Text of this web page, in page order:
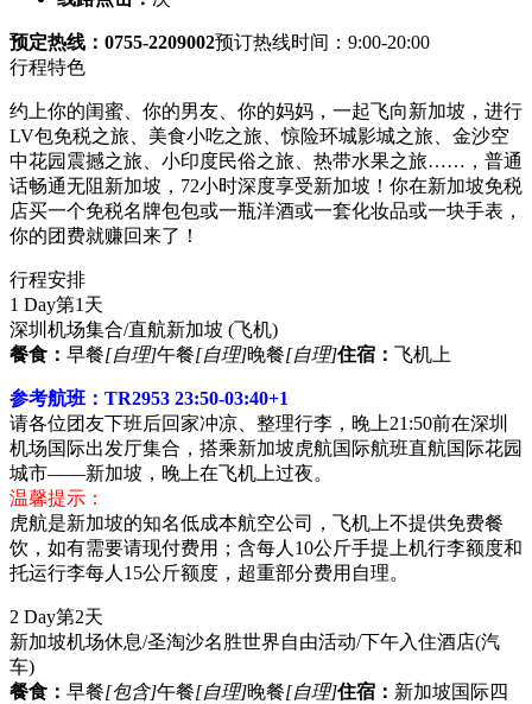
预定热线：0755-2209002预订热线时间：9:00-20:00
行程特色
约上你的闺蜜、你的男友、你的妈妈，一起飞向新加坡，进行
LV包免税之旅、美食小吃之旅、惊险环城影城之旅、金沙空
中花园震撼之旅、小印度民俗之旅、热带水果之旅……，普通
话畅通无阻新加坡，72小时深度享受新加坡！你在新加坡免税
店买一个免税名牌包包或一瓶洋酒或一套化妆品或一块手表，
你的团费就赚回来了！
行程安排
1 Day第1天
深圳机场集合/直航新加坡 (飞机)
餐食： 早餐[自理]午餐[自理]晚餐[自理]住宿： 飞机上
参考航班：TR2953 23:50-03:40+1
请各位团友下班后回家冲凉、整理行李，晚上21:50前在深圳
机场国际出发厅集合，搭乘新加坡虎航国际航班直航国际花园
城市——新加坡，晚上在飞机上过夜。
温馨提示：
虎航是新加坡的知名低成本航空公司，飞机上不提供免费餐
饮，如有需要请现付费用；含每人10公斤手提上机行李额度和
托运行李每人15公斤额度，超重部分费用自理。
2 Day第2天
新加坡机场休息/圣淘沙名胜世界自由活动/下午入住酒店(汽
车)
餐食： 早餐[包含]午餐[自理]晚餐[自理]住宿： 新加坡国际四